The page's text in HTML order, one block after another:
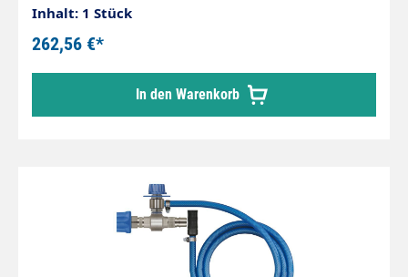
ST-45-250 Messing vernickelt Ausgang: Stecker
ST-45-250 Edelstahl Düsengröße: 1,8 mm : 2,3 mm
Ansaugung: Tülle 9 mm Ansaugschlauch 2.000
mm Ansaugfilter ST-31 Max. 350 bar / 90°C
Injektor ST-160 für Chemie- und
Schaumanwendungen. Regulierung der
Inhalt: 1 Stück
262,56 €*
In den Warenkorb